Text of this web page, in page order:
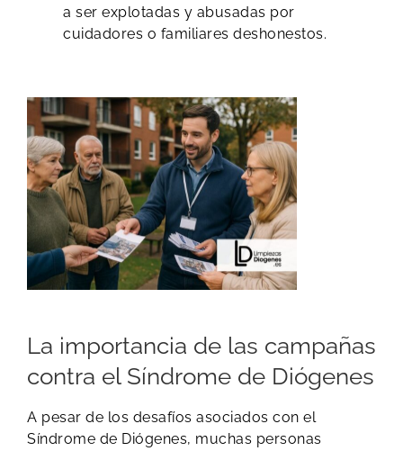
a ser explotadas y abusadas por
cuidadores o familiares deshonestos.
​La importancia de las campañas
contra el Síndrome de Diógenes
A pesar de los desafíos asociados con el
Síndrome de Diógenes, muchas personas